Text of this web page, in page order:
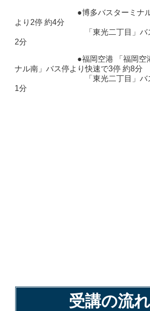
●博多バスターミナル
より2停 約4分
「東光二丁目」バス停
2分
●福岡空港 「福岡空港国
ナル南」バス停より快速で3停 約8分
「東光二丁目」バス停
1分
受講の流れ